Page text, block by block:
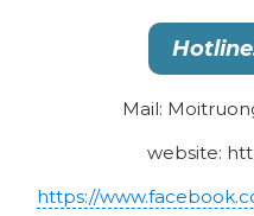
Mail:
website:
https://